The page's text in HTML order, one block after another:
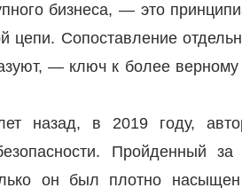
бизнеса, — это
цепи. Сопоставление
— ключ к более
назад, в 2019 году,
Пройденный
он был плотно